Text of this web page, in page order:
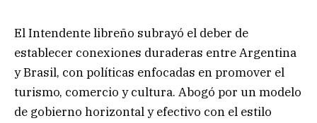
El Intendente libreño subrayó el deber de
establecer conexiones duraderas entre Argentina
y Brasil, con políticas enfocadas en promover el
turismo, comercio y cultura. Abogó por un modelo
de gobierno horizontal y efectivo con el estilo